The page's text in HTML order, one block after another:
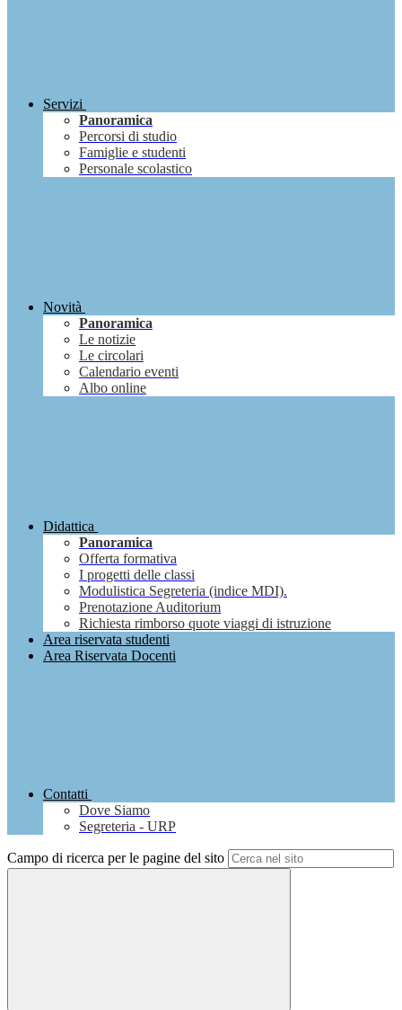
Servizi
Panoramica
Percorsi di studio
Famiglie e studenti
Personale scolastico
Novità
Panoramica
Le notizie
Le circolari
Calendario eventi
Albo online
Didattica
Panoramica
Offerta formativa
I progetti delle classi
Modulistica Segreteria (indice MDI).
Prenotazione Auditorium
Richiesta rimborso quote viaggi di istruzione
Area riservata studenti
Area Riservata Docenti
Contatti
Dove Siamo
Segreteria - URP
Campo di ricerca per le pagine del sito